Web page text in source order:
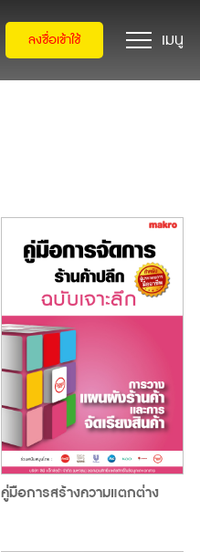
ลงชื่อเข้าใช้
คู่มือการสร้างความแตกต่าง